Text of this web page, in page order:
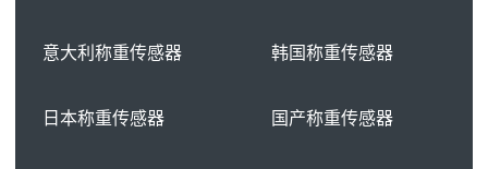
意大利称重传感器 韩国称重传感器
日本称重传感器 国产称重传感器